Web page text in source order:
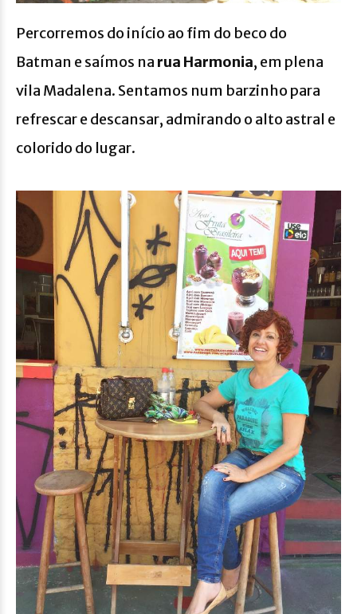
Percorremos do início ao fim do beco do
Batman e saímos na rua Harmonia, em plena
vila Madalena. Sentamos num barzinho para
refrescar e descansar, admirando o alto astral e
colorido do lugar.